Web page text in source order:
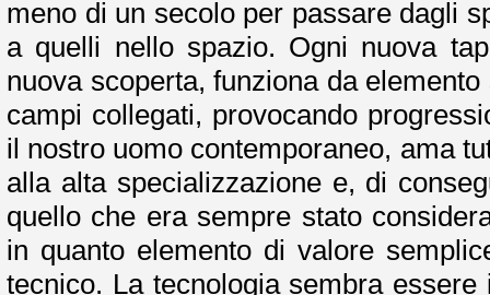
meno di un secolo per passare dagli
a quelli nello spazio. Ogni nuova
nuova scoperta, funziona da
campi collegati, provocando
il nostro uomo contemporaneo, ama
alla alta specializzazione e, di
quello che era sempre stato
in quanto elemento di valore
tecnico. La tecnologia sembra